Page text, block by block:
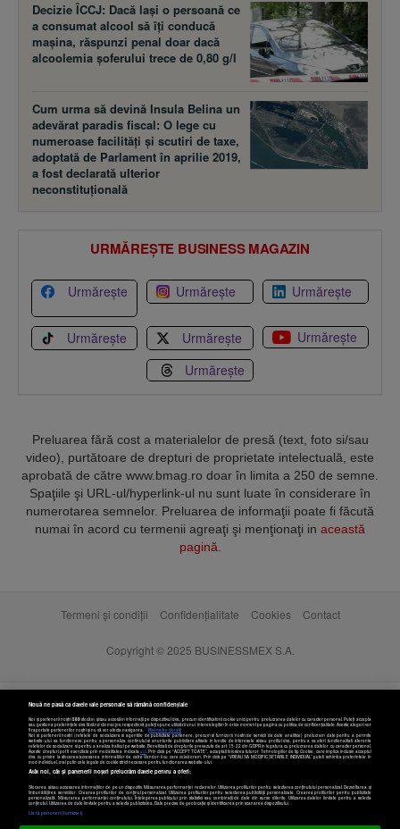
Decizie ÎCCJ: Dacă laşi o persoană ce
a consumat alcool să îţi conducă
maşina, răspunzi penal doar dacă
alcoolemia şoferului trece de 0,80 g/l
Cum urma să devină Insula Belina un
adevărat paradis fiscal: O lege cu
numeroase facilităţi şi scutiri de taxe,
adoptată de Parlament în aprilie 2019,
a fost declarată ulterior
neconstituţională
URMĂREȘTE BUSINESS MAGAZIN
Urmărește Urmărește Urmărește
Urmărește Urmărește
Urmărește
Urmărește
Preluarea fără cost a materialelor de presă (text, foto si/sau
video), purtătoare de drepturi de proprietate intelectuală, este
aprobată de către www.bmag.ro doar în limita a 250 de semne.
Spaţiile şi URL-ul/hyperlink-ul nu sunt luate în considerare în
numerotarea semnelor. Preluarea de informaţii poate fi făcută
numai în acord cu termenii agreaţi şi menţionaţi in această
pagină.
Termeni și condiții Confidențialitate Cookies Contact
Copyright © 2025 BUSINESSMEX S.A.
Setări cookies
Nouă ne pasă ca datele tale personale să rămână confidențiale
Noi și partenerii noștri589stocăm și/sau accesăm informații pe dispozitivul dvs., precum identificatorii cookie unici pentru prelucrarea datelor cu caracter personal. Puteți accepta
sau gestiona preferințele dvs. făcând clic mai jos, respectiv vă puteți opune utilizării unui interes legitim în orice moment pe pagina cu politica de confidențialitate. Aceste alegeri vor
fi raportate partenerilor noștri și nu vă vor afecta navigarea.
Mai multe detalii
Noi si partenerii nostri (retelele de socializare si agentiile de publicitate partenere, precum si furnizorii nostri de servicii de date analitice) prelucram date pentru a permite
website-ului sa functioneze, pentru a personaliza continutul si anunturile publicitare afisate in functie de interesele si/sau profilul dvs., pentru a va oferi functionalitati aferente
retelelor de socializare si pentru a analiza traficul pe website. Beneficiati de drepturile prevazute de art. 15-22 din GDPR in legatura cu prelucrarea datelor cu caracter personal.
Aceste drepturi pot fi exercitate prin modalitatea indicataaici. Prin click pe “ACCEPT TOATE”, acceptati folosirea tuturor Tehnologiilor de tip Cookie, care implica inclusiv acceptul
dvs. cu privire la stocarea/accesarea informatiilor de catre Vendor-ii cu care colaboram. Prin click pe “VREAU SA MODIFIC SETARILE INDIVIDUAL” puteti schimba preferintele in
mod individual, mai putin cele legate de cookie strict necesare pentru functionarea website-ului.
Atât noi, cât și partenerii noștri prelucrăm datele pentru a oferi:
Stocarea și/sau accesarea informațiilor de pe un dispozitiv. Măsurarea performanței reclamelor. Utilizarea profilurilor pentru selectarea conținutului personalizat. Dezvoltarea și
îmbunătățirea serviciilor. Crearea profilurilor de conținut personalizat. Utilizarea profilurilor pentru selectarea publicității personalizate. Crearea profilurilor pentru publicitate
personalizată. Măsurarea performanței conținutului. Înțelegerea publicului prin statistici sau combinații de date din surse diferite. Utilizarea datelor limitate pentru a selecta
conținutul. Utilizarea de date limitate pentru a selecta publicitatea. Date precise de geolocație și identificarea prin scanarea dispozitivului.
Listă parteneri (furnizori)